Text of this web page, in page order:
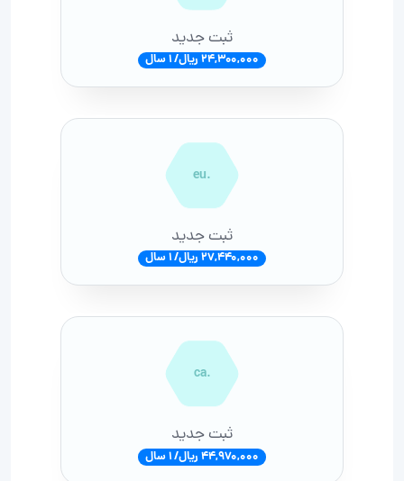
ثبت جدید
24,300,000 ریال/ 1 سال
.eu
ثبت جدید
27,440,000 ریال/ 1 سال
.ca
ثبت جدید
44,970,000 ریال/ 1 سال